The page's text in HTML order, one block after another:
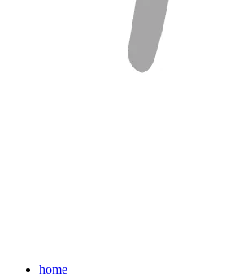
home